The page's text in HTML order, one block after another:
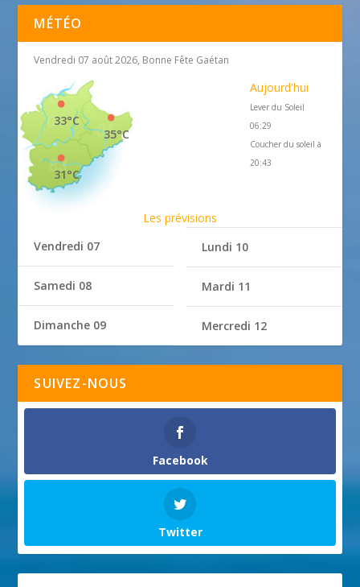
MÉTÉO
Vendredi 07 août 2026, Bonne Fête Gaétan
35°C
33°C
31°C
Aujourd'hui
Lever du Soleil
06:29
Coucher du soleil à
20:43
Les prévisions
Vendredi 07
Samedi 08
Dimanche 09
Lundi 10
Mardi 11
Mercredi 12
SUIVEZ-NOUS
Facebook
Twitter